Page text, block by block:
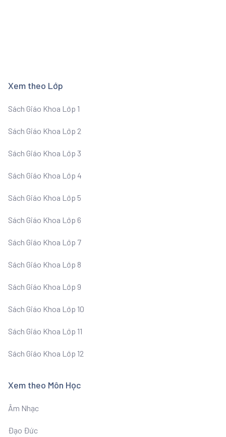
Xem theo Lớp
Sách Giáo Khoa Lớp 1
Sách Giáo Khoa Lớp 2
Sách Giáo Khoa Lớp 3
Sách Giáo Khoa Lớp 4
Sách Giáo Khoa Lớp 5
Sách Giáo Khoa Lớp 6
Sách Giáo Khoa Lớp 7
Sách Giáo Khoa Lớp 8
Sách Giáo Khoa Lớp 9
Sách Giáo Khoa Lớp 10
Sách Giáo Khoa Lớp 11
Sách Giáo Khoa Lớp 12
Xem theo Môn Học
Âm Nhạc
Đạo Đức